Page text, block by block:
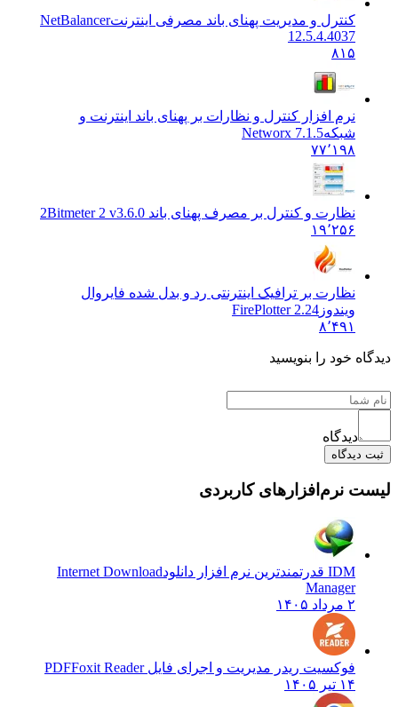
کنترل و مدیریت پهنای باند مصرفی اینترنتNetBalancer
12.5.4.4037
نرم افزار کنترل و نظارات بر پهنای باند اینترنت و
Networx 7.1.5
۷۷٬۱۹۸
نظارت و کنترل بر مصرف پهنای باند 2Bitmeter 2 v3.6.0
۱۹٬۲۵۶
نظارت بر ترافیک اینترنتی رد و بدل شده فایروال
ویندوزFirePlotter 2.24
۸٬۴۹۱
خود را بنویسید
دیدگاه
نرم‌افزارهای کاربردی
Internet Download
Manager
فوکسیت ریدر مدیریت و اجرای فایل PDF Foxit Reader